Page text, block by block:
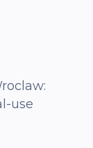
use